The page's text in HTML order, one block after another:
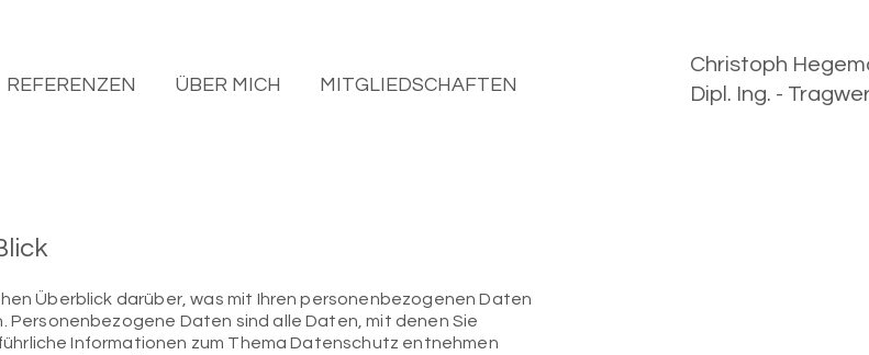
REFERENZEN ÜBER MICH MITGLIEDSCHAFTEN
Christoph
Dipl. Ing. -
Überblick darüber, was mit Ihren personenbezogenen Daten
Personenbezogene Daten sind alle Daten, mit denen Sie
Informationen zum Thema Datenschutz entnehmen